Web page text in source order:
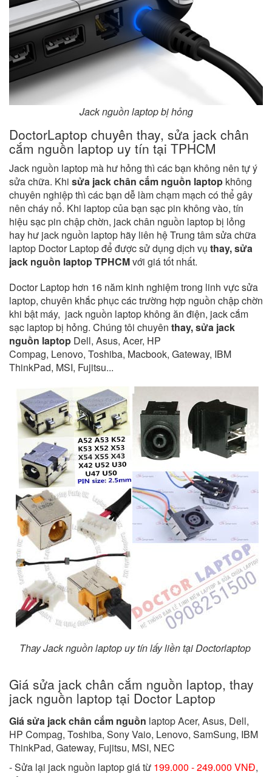
Jack nguồn laptop bị hỏng
DoctorLaptop chuyên thay, sửa jack chân
cắm nguồn laptop uy tín tại TPHCM
Jack nguồn laptop mà hư hỏng thì các bạn không nên tự ý
sửa chữa. Khi sửa jack chân cắm nguồn laptop không
chuyên nghiệp thì các bạn dễ làm chạm mạch có thể gây
nên cháy nổ. Khi laptop của bạn sạc pin không vào, tín
hiệu sạc pin chập chờn, jack chân nguồn laptop bị lỏng
hay hư jack nguồn laptop hãy liên hệTrung tâm sửa chữa
laptop Doctor Laptopđể được sử dụng dịch vụ thay, sửa
jack nguồn laptop TPHCMvới giá tốt nhất.
Doctor Laptop hơn 16 năm kinh nghiệm trong linh vực sửa
laptop, chuyên khắc phục các trường hợp nguồn chập chờn
khi bật máy, jack nguồn laptop không ăn điện, jack cắm
sạc laptop bị hỏng. Chúng tôi chuyên thay, sửa jack
nguồn laptop Dell, Asus, Acer, HP
Compag, Lenovo, Toshiba, Macbook, Gateway, IBM
ThinkPad, MSI, Fujitsu...
Thay Jack nguồn laptop uy tín lấy liền tại Doctorlaptop
Giá sửa jack chân cắm nguồn laptop, thay
jack nguồn laptop tại Doctor Laptop
Giá sửa jack chân cắm nguồn laptop Acer, Asus, Dell,
HP Compag, Toshiba, Sony Vaio, Lenovo, SamSung, IBM
ThinkPad, Gateway, Fujitsu, MSI, NEC
- Sửa lại jack nguồn laptop giá từ 199.000 - 249.000 VNĐ,